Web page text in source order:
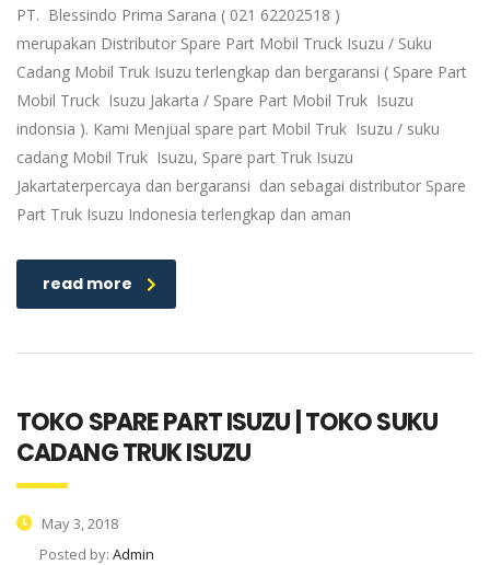
PT. Blessindo Prima Sarana ( 021 62202518 )
merupakan Distributor Spare Part Mobil Truck Isuzu / Suku
Cadang Mobil Truk Isuzu terlengkap dan bergaransi ( Spare Part
Mobil Truck Isuzu Jakarta / Spare Part Mobil Truk Isuzu
indonsia ). Kami Menjual spare part Mobil Truk Isuzu / suku
cadang Mobil Truk Isuzu, Spare part Truk Isuzu
Jakartaterpercaya dan bergaransi dan sebagai distributor Spare
Part Truk Isuzu Indonesia terlengkap dan aman
read more
TOKO SPARE PART ISUZU | TOKO SUKU
CADANG TRUK ISUZU
May 3, 2018
Posted by: Admin